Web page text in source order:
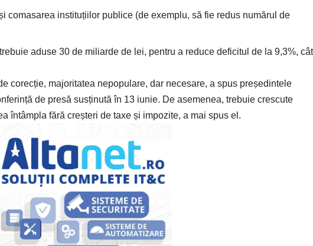
comasarea instituțiilor publice (de exemplu, să fie redus numărul de
aduse 30 de miliarde de lei, pentru a reduce deficitul de la 9,3%,
corecție, majoritatea nepopulare, dar necesare, a spus președintele
de presă susținută în 13 iunie. De asemenea, trebuie crescute
întâmpla fără creșteri de taxe și impozite, a mai spus el.